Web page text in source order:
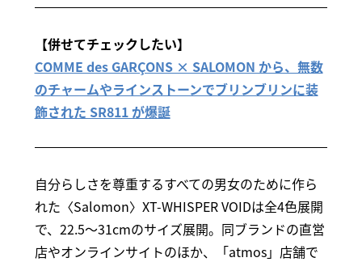
【併せてチェックしたい】
COMME des GARÇONS × SALOMON から、無数
のチャームやラインストーンでブリンブリンに装
飾された SR811 が爆誕
自分らしさを尊重するすべての男女のために作ら
れた〈Salomon〉XT-WHISPER VOIDは全4色展開
で、22.5～31cmのサイズ展開。同ブランドの直営
店やオンラインサイトのほか、「atmos」店舗で